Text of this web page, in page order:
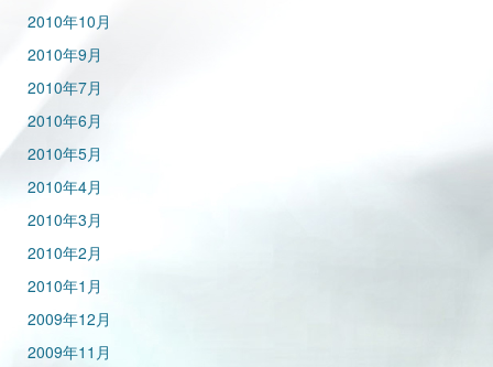
2010年10月
2010年9月
2010年7月
2010年6月
2010年5月
2010年4月
2010年3月
2010年2月
2010年1月
2009年12月
2009年11月